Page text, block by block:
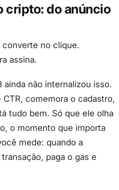
cripto: do anúncio
converte no clique.
assina.
não internalizou isso.
comemora o cadastro,
tudo bem. Só que ele olha
o momento que importa
mede: quando a
paga o gas e